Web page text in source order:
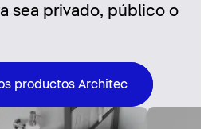
sea privado, público o
productos Architec